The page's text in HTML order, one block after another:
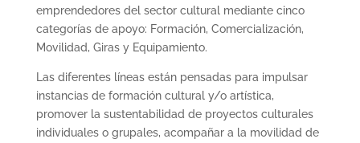
emprendedores del sector cultural mediante cinco
categorías de apoyo: Formación, Comercialización,
Movilidad, Giras y Equipamiento.
Las diferentes líneas están pensadas para impulsar
instancias de formación cultural y/o artística,
promover la sustentabilidad de proyectos culturales
individuales o grupales, acompañar a la movilidad de